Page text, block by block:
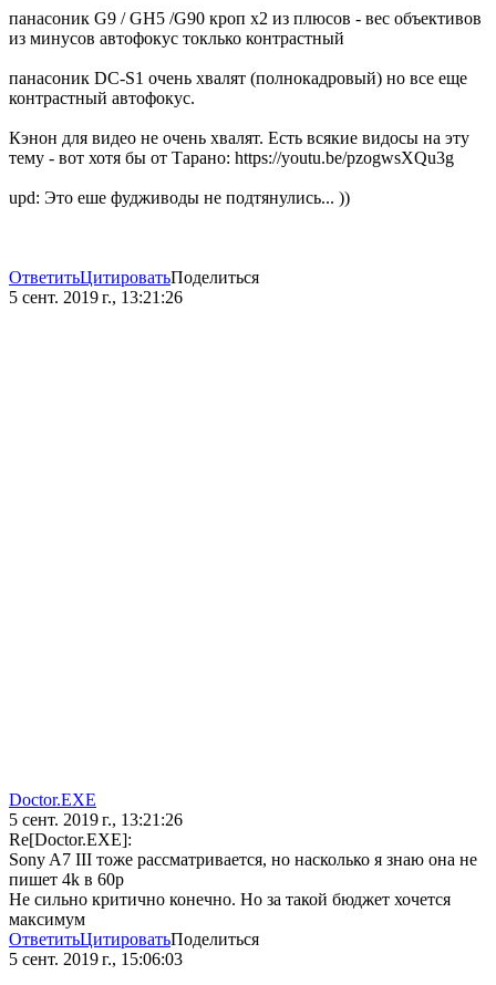
панасоник G9 / GH5 /G90 кроп х2 из плюсов - вес объективов
из минусов автофокус токлько контрастный
панасоник DC-S1 очень хвалят (полнокадровый) но все еще
контрастный автофокус.
Кэнон для видео не очень хвалят. Есть всякие видосы на эту
тему - вот хотя бы от Тарано: https://youtu.be/pzogwsXQu3g
upd: Это еше фудживоды не подтянулись... ))
ОтветитьЦитироватьПоделиться
5 сент. 2019 г., 13:21:26
Doctor.EXE
5 сент. 2019 г., 13:21:26
Re[Doctor.EXE]:
Sony A7 III тоже рассматривается, но насколько я знаю она не
пишет 4k в 60p
Не сильно критично конечно. Но за такой бюджет хочется
максимум
ОтветитьЦитироватьПоделиться
5 сент. 2019 г., 15:06:03